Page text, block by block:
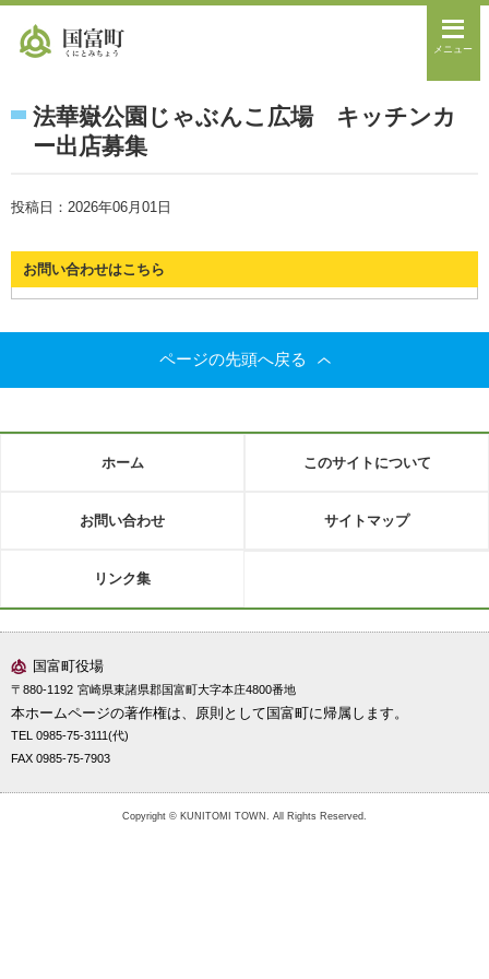
メニュー
法華嶽公園じゃぶんこ広場 キッチンカ
ー出店募集
投稿日：2026年06月01日
お問い合わせはこちら
ページの先頭へ戻る
ホーム このサイトについて
お問い合わせ サイトマップ
リンク集
国富町役場
〒880-1192 宮崎県東諸県郡国富町大字本庄4800番地
本ホームページの著作権は、原則として国富町に帰属します。
TEL 0985-75-3111(代)
FAX 0985-75-7903
Copyright © KUNITOMI TOWN. All Rights Reserved.